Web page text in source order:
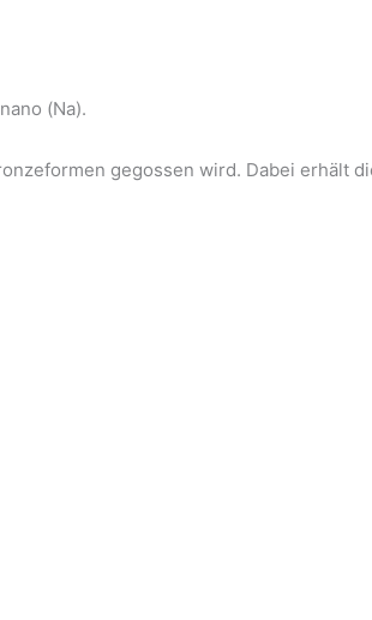
(Na).
gegossen wird. Dabei erhält